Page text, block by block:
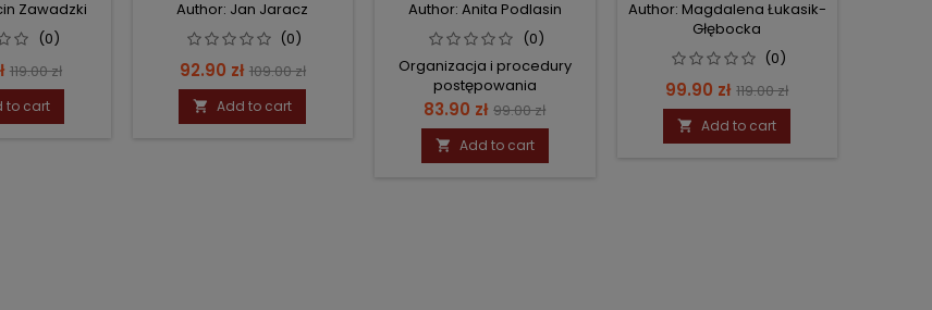
Zawadzki
(0)
Regular
price
119.00 zł
to cart
Author: Jan Jaracz
(0)
Price
92.90 zł Regular
price
109.00 zł
 Add to cart
Author: Anita Podlasin
(0)
Organizacja i procedury
postępowania
Price
83.90 zł Regular
price
99.00 zł
 Add to cart
Author: Magdalena Łukasik-
Głębocka
(0)
Price
99.90 zł Regular
price
119.00 zł
 Add to cart